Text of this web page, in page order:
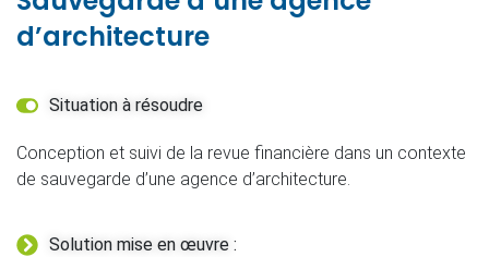
d’architecture
Situation à résoudre
Conception et suivi de la revue financière dans un contexte
de sauvegarde d’une agence d’architecture.
Solution mise en œuvre :